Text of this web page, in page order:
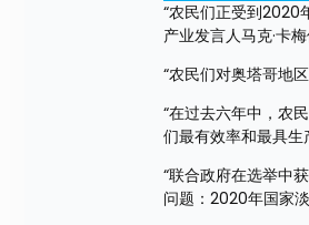
“农民们正受到2020
产业发言人马克·卡梅
“农民们对奥塔哥地
“在过去六年中，农
们最有效率和最具生
“联合政府在选举中
问题：2020年国家淡